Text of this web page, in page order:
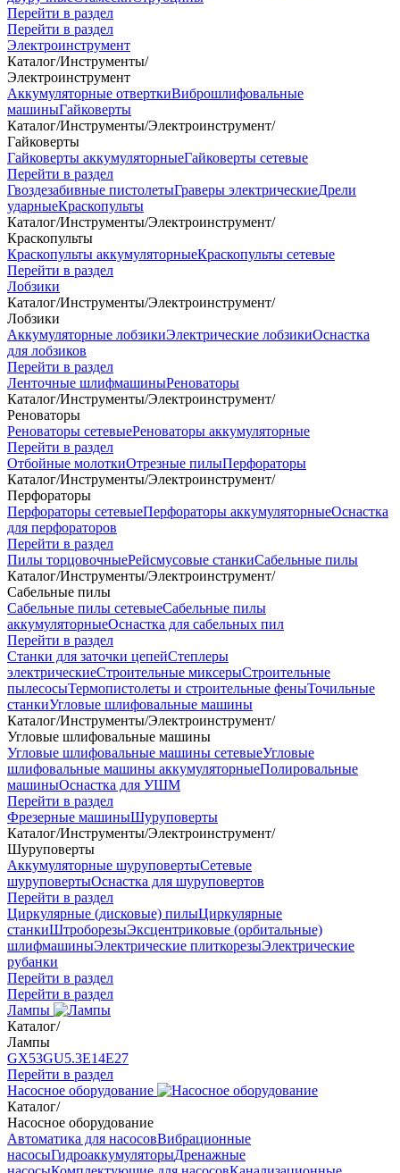
Перейти в раздел
Перейти в раздел
Электроинструмент
Каталог/Инструменты/
Электроинструмент
Аккумуляторные отверткиВиброшлифовальные
машиныГайковерты
Каталог/Инструменты/Электроинструмент/
Гайковерты
Гайковерты аккумуляторныеГайковерты сетевые
Перейти в раздел
Гвоздезабивные пистолетыГраверы электрическиеДрели
ударныеКраскопульты
Каталог/Инструменты/Электроинструмент/
Краскопульты
Краскопульты аккумуляторныеКраскопульты сетевые
Перейти в раздел
Лобзики
Каталог/Инструменты/Электроинструмент/
Лобзики
Аккумуляторные лобзикиЭлектрические лобзикиОснастка
для лобзиков
Перейти в раздел
Ленточные шлифмашиныРеноваторы
Каталог/Инструменты/Электроинструмент/
Реноваторы
Реноваторы сетевыеРеноваторы аккумуляторные
Перейти в раздел
Отбойные молоткиОтрезные пилыПерфораторы
Каталог/Инструменты/Электроинструмент/
Перфораторы
Перфораторы сетевыеПерфораторы аккумуляторныеОснастка
для перфораторов
Перейти в раздел
Пилы торцовочныеРейсмусовые станкиСабельные пилы
Каталог/Инструменты/Электроинструмент/
Сабельные пилы
Сабельные пилы сетевыеСабельные пилы
аккумуляторныеОснастка для сабельных пил
Перейти в раздел
Станки для заточки цепейСтеплеры
электрическиеСтроительные миксерыСтроительные
пылесосыТермопистолеты и строительные феныТочильные
станкиУгловые шлифовальные машины
Каталог/Инструменты/Электроинструмент/
Угловые шлифовальные машины
Угловые шлифовальные машины сетевыеУгловые
шлифовальные машины аккумуляторныеПолировальные
машиныОснастка для УШМ
Перейти в раздел
Фрезерные машиныШуруповерты
Каталог/Инструменты/Электроинструмент/
Шуруповерты
Аккумуляторные шуруповертыСетевые
шуруповертыОснастка для шуруповертов
Перейти в раздел
Циркулярные (дисковые) пилыЦиркулярные
станкиШтроборезыЭксцентриковые (орбитальные)
шлифмашиныЭлектрические плиткорезыЭлектрические
рубанки
Перейти в раздел
Перейти в раздел
Лампы
Каталог/
Лампы
GX53GU5.3Е14Е27
Перейти в раздел
Насосное оборудование
Каталог/
Насосное оборудование
Автоматика для насосовВибрационные
насосыГидроаккумуляторыДренажные